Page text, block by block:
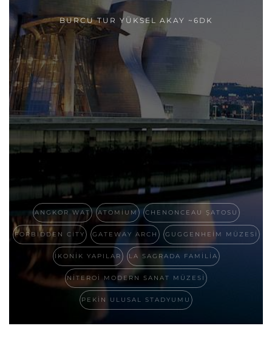
BURCU TUR YÜKSEL AKAY ~6DK
ANGKOR WAT ATOMIUM CHENONCEAU ŞATOSU
FORBIDDEN CITY GATEWAY ARCH GUGGENHEIM MÜZESI
IKONIK YAPILAR LA SAGRADA FAMILIA
NITEROI MODERN SANAT MÜZESI
PEKIN ULUSAL STADYUMU